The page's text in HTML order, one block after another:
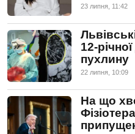
23 липня, 11:42
12-
пухлину
22 липня, 10:09
На що